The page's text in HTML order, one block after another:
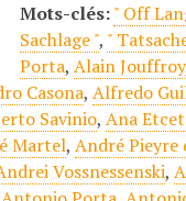
Mots-clés: " Off
Sachlage ", "
Porta, Alain Jouffroy
Casona, Alfredo
Savinio, Ana
Martel, André Pieyre
Vossnessenski,